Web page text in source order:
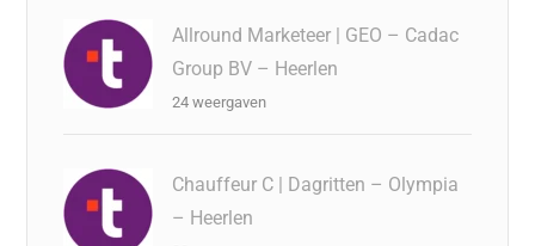
Allround Marketeer | GEO – Cadac
Group BV – Heerlen
24 weergaven
Chauffeur C | Dagritten – Olympia
– Heerlen